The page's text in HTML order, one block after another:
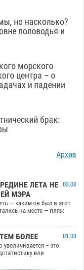
но насколько?
половодья и
морского
центра – о
и падении
брак:
Архив
ЛЕТА НЕ
МЭРА
03.08
— каким он был в этот
на месте — пляж
БОЛЕЕ
01.08
– это
или